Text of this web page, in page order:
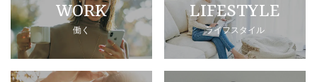
WORK
働く
LIFESTYLE
ライフスタイル